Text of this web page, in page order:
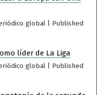
global
Published
líder de La Liga
global
Published